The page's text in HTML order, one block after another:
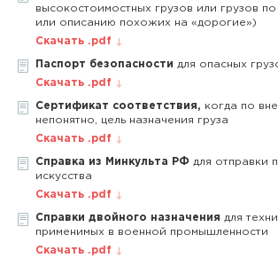
высокостоимостных грузов или грузов
или описанию похожих на «дорогие»)
Скачать .pdf
Паспорт безопасности для опасных
Скачать .pdf
Сертификат соответствия, когда по
непонятно, цель назначения груза
Скачать .pdf
Справка из Минкульта РФ для отправки
искусства
Скачать .pdf
Справки двойного назначения для
применимых в военной промышленности
Скачать .pdf